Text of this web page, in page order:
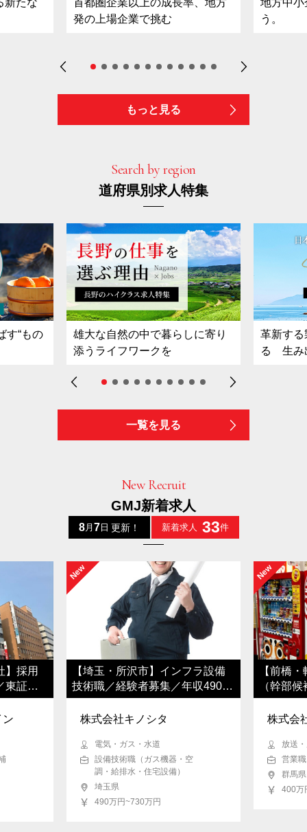
新たな
首都圏企業以上の成長率、地方
発の上場企業で挑む
地方中小
う。
もっと見る
道府県別求人特集
Search by region
す“もの
雄大な自然の中で暮らしに寄り
添うライフワークを
革新する
る 生み
一覧を見る
GMJ新着求人
New Recruit
8月 7日 更新！ 新着求人 33件
】採用
東証上
ン
【埼玉・所沢市】インフラ設備
技術職／経験者募集／年収490万
円~
New
株式会社キノシタ
電気・ガス・水道
設備技術職（ガス機器・空
調・給排水・住宅設備）
埼玉県
490万円~730万円
【前橋
（幹部
界経験不
New
株式会
放送
営業
群馬県
400万